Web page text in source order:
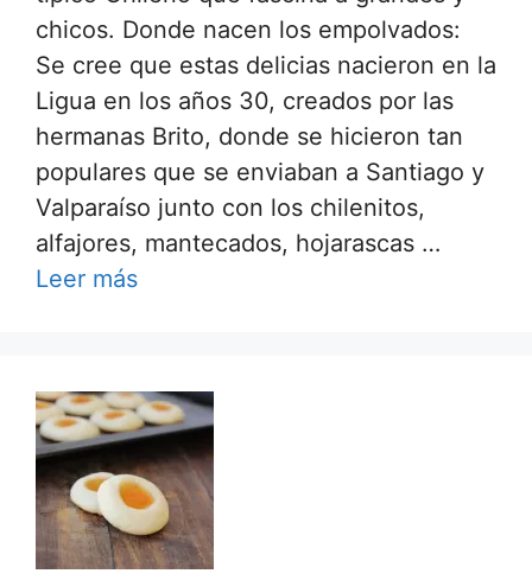
chicos. Donde nacen los empolvados:
Se cree que estas delicias nacieron en la
Ligua en los años 30, creados por las
hermanas Brito, donde se hicieron tan
populares que se enviaban a Santiago y
Valparaíso junto con los chilenitos,
alfajores, mantecados, hojarascas …
Leer más